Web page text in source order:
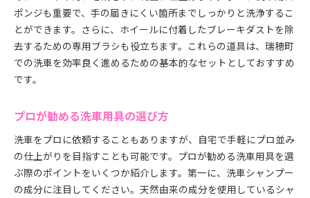
ポンジも重要で、手の届きにくい箇所までしっかりと洗浄するこ
とができます。さらに、ホイールに付着したブレーキダストを除
去するための専用ブラシも役立ちます。これらの道具は、瑞穂町
での洗車を効率良く進めるための基本的なセットとしておすすめ
です。
プロが勧める洗車用具の選び方
洗車をプロに依頼することもありますが、自宅で手軽にプロ並み
の仕上がりを目指すことも可能です。プロが勧める洗車用具を選
ぶ際のポイントをいくつか紹介します。第一に、洗車シャンプー
の成分に注目してください。天然由来の成分を使用しているシャ